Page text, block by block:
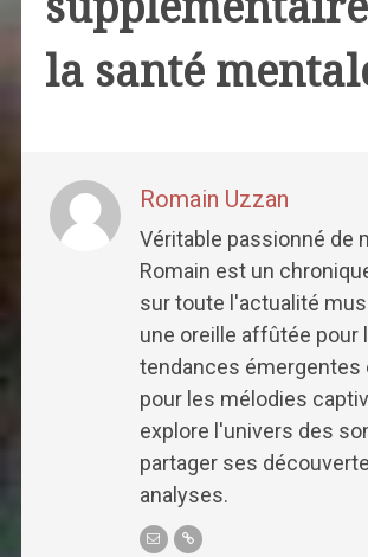
la santé
Romain Uzzan
Véritable passionné de
Romain est un
sur toute l'actualité
une oreille affûtée pour
tendances émergentes
pour les mélodies
explore l'univers des
partager ses
analyses.